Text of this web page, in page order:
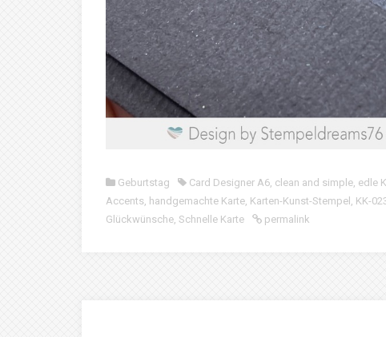
Geburtstag Card Designer A6, clean and simple, edle
Accents, handgemachte Karte, Karten-Kunst-Stempel , KK-
Glückwünsche, Schnelle Karte permalink